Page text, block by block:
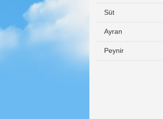
Süt
Ayran
Peynir